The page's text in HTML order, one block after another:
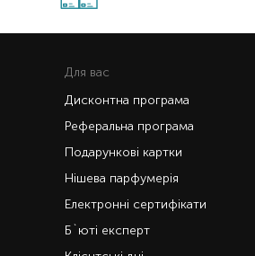
Для вас
Дисконтна програма
Реферальна програма
Подарункові картки
Нішева парфумерія
Електронні сертифікати
Б`юті експерт